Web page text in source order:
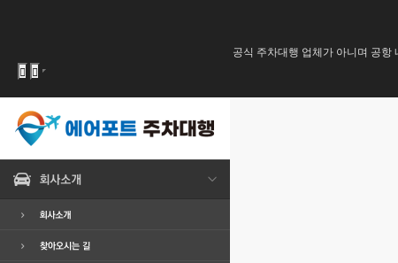
공식 주차대행 업체가 아니며 공항